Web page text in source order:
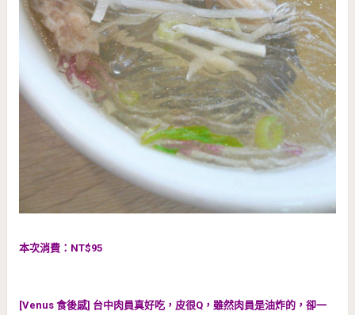
本次消費：NT$95
[Venus 食後感] 台中肉員真好吃，皮很Q，雖然肉員是油炸的，卻一